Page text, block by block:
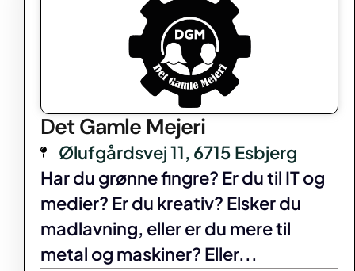
Det Gamle Mejeri
Ølufgårdsvej 11, 6715 Esbjerg
Har du grønne fingre? Er du til IT og
medier? Er du kreativ? Elsker du
madlavning, eller er du mere til
metal og maskiner? Eller...